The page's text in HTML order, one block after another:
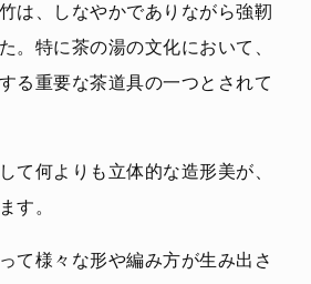
は、しなやかでありながら強靭
。特に茶の湯の文化において、
る重要な茶道具の一つとされて
て何よりも立体的な造形美が、
す。
て様々な形や編み方が生み出さ